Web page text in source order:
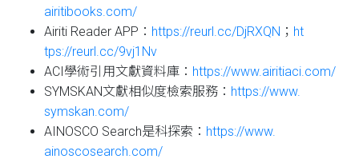
airitibooks.com/
Airiti Reader APP： https://reurl.cc/DjRXQN ； ht
tps://reurl.cc/9vj1Nv
ACI學術引用文獻資料庫： https://www.airitiaci.com/
SYMSKAN文獻相似度檢索服務： https://www.
symskan.com/
AINOSCO Search是科探索： https://www.
ainoscosearch.com/